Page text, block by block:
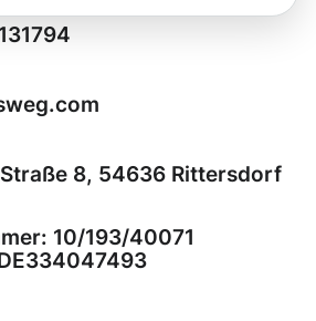
8, 54636 Rittersdorf
10/193/40071